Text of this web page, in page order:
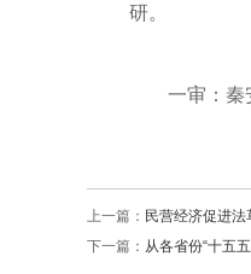
研。
一审：
上一篇： 民营经济促进
下一篇： 从各省份“十五